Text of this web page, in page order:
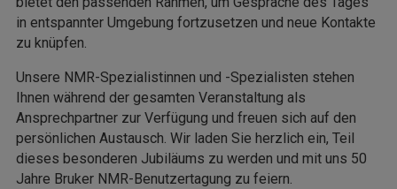
in entspannter Umgebung fortzusetzen und neue Kontakte
zu knüpfen.
Unsere NMR-Spezialistinnen und -Spezialisten stehen
Ihnen während der gesamten Veranstaltung als
Ansprechpartner zur Verfügung und freuen sich auf den
persönlichen Austausch. Wir laden Sie herzlich ein, Teil
dieses besonderen Jubiläums zu werden und mit uns 50
Jahre Bruker NMR-Benutzertagung zu feiern.